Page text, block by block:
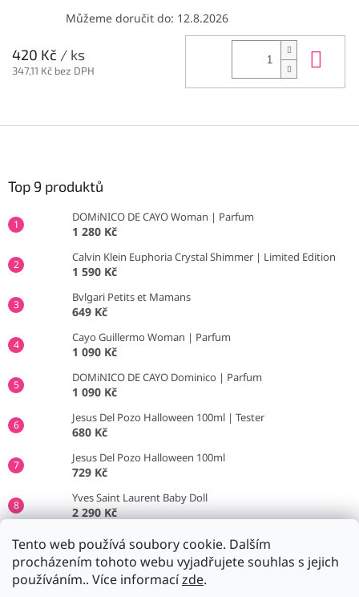
Tento web používá soubory cookie. Dalším
procházením tohoto webu vyjadřujete souhlas s jejich
používáním.. Více informacízde.
Můžeme doručit do: 12.8.2026
420 Kč / ks
347,11 Kč bez DPH
Top 9 produktů
DOMiNICO DE CAYO Woman | Parfum
1 280 Kč
Calvin Klein Euphoria Crystal Shimmer | Limited Edition
1 590 Kč
Bvlgari Petits et Mamans
649 Kč
Cayo Guillermo Woman | Parfum
1 090 Kč
DOMiNICO DE CAYO Dominico | Parfum
1 090 Kč
Jesus Del Pozo Halloween 100ml | Tester
680 Kč
Jesus Del Pozo Halloween 100ml
729 Kč
Yves Saint Laurent Baby Doll
2 290 Kč
Jil Sander No.4
790 Kč